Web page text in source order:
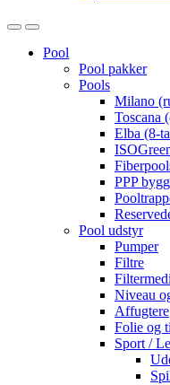
OpenClose
Pool
Pool pakker
Pools
Milano
Toscana
Elba (8-
PPP
Pool udstyr
Pumper
Filtre
Niveau
Affugtere
Folie og
Sport /